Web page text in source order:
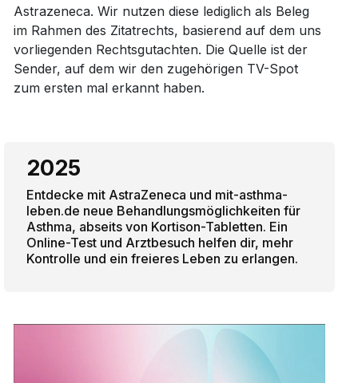
Astrazeneca. Wir nutzen diese lediglich als Beleg
im Rahmen des Zitatrechts, basierend auf dem uns
vorliegenden Rechtsgutachten. Die Quelle ist der
Sender, auf dem wir den zugehörigen TV-Spot
zum ersten mal erkannt haben.
2025
Entdecke mit AstraZeneca und mit-asthma-
leben.de neue Behandlungsmöglichkeiten für
Asthma, abseits von Kortison-Tabletten. Ein
Online-Test und Arztbesuch helfen dir, mehr
Kontrolle und ein freieres Leben zu erlangen.